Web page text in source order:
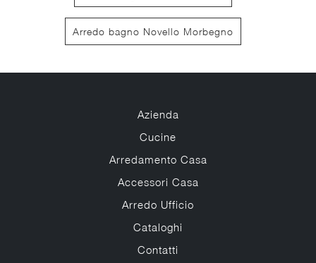
Arredo bagno Novello Morbegno
Azienda
Cucine
Arredamento Casa
Accessori Casa
Arredo Ufficio
Cataloghi
Contatti